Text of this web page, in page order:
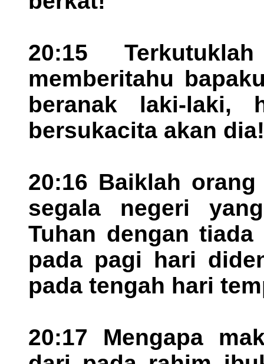
20:15
memberitahu
beranak laki-laki,
bersukacita akan dia!
20:16 Baiklah
segala negeri
Tuhan dengan
pada pagi hari
pada tengah hari
20:17 Mengapa